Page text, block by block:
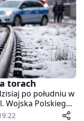
torach
po południu w
Wojska Polskiego